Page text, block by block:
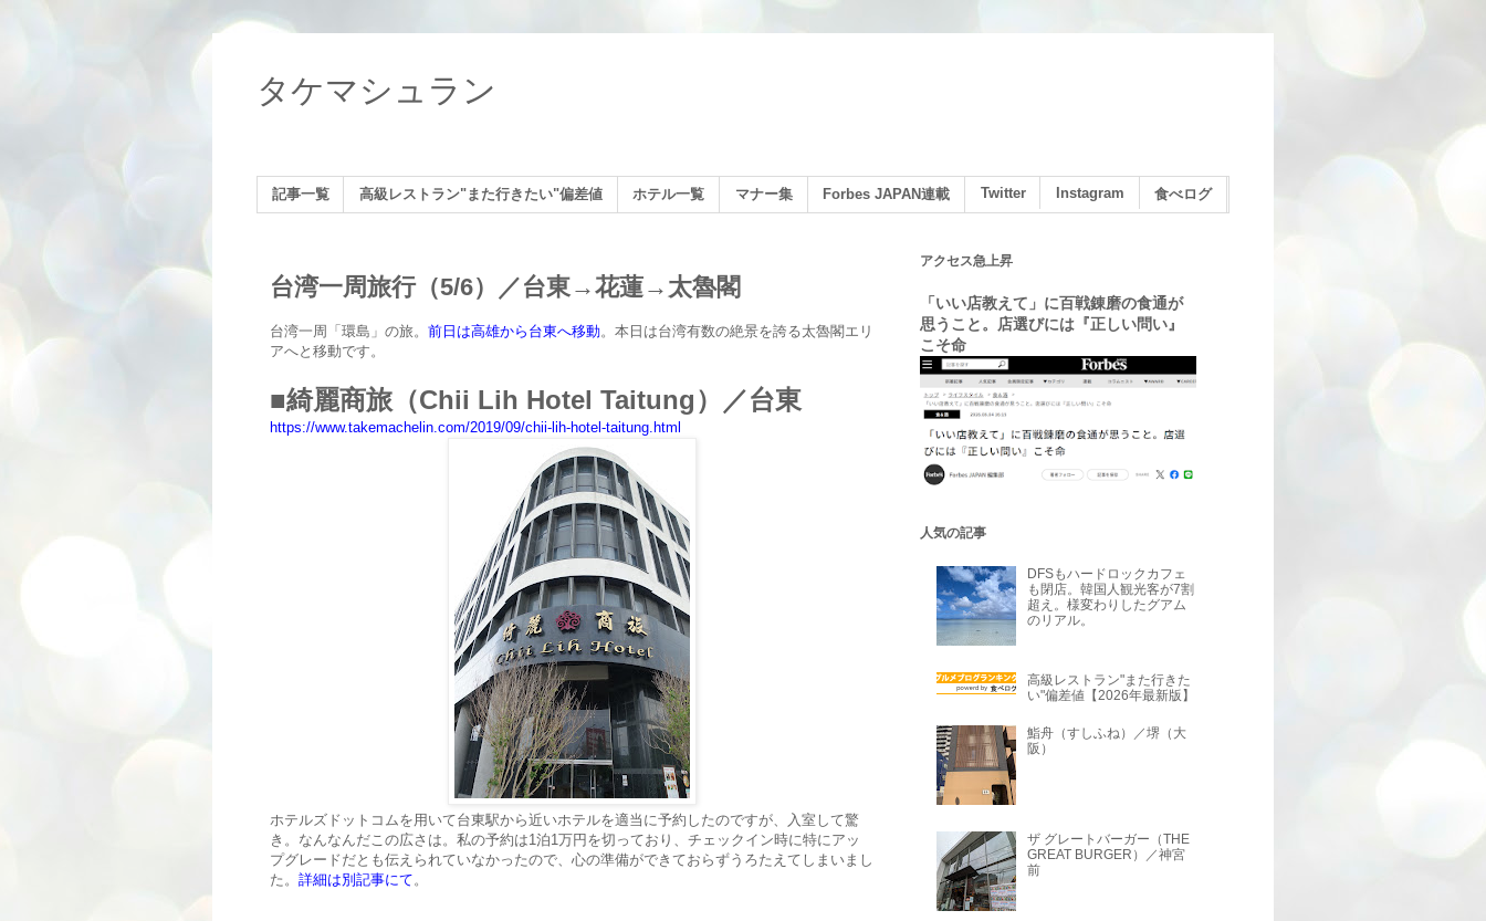
タケマシュラン
記事一覧 高級レストラン"また行きたい"偏差値 ホテル一覧 マナー集 Forbes JAPAN連載 Twitter Instagram 食べログ
台湾一周旅行（5/6）／台東→花蓮→太魯閣
台湾一周「環島」の旅。 前日は高雄から台東へ移動。本日は台湾有数の絶景を誇る太魯閣エリ
アへと移動です。
■綺麗商旅 （Chii Lih Hotel Taitung）／台東
https://www.takemachelin.com/2019/09/chii-lih-hotel-taitung.html
ホテルズドットコムを用いて台東駅から近いホテルを適当に予約したのですが、入室して驚
き。なんなんだこの広さは。私の予約は1泊1万円を切っており、チェックイン時に特にアッ
プグレードだとも伝えられていなかったので、心の準備ができておらずうろたえてしまいまし
た。 詳細は別記事にて 。
アクセス急上昇
「いい店教えて」に百戦錬磨の食通が
思うこと。店選びには『正しい問い』
こそ命
人気の記事
DFSもハードロックカフェ
も閉店。韓国人観光客が7割
超え。様変わりしたグアム
のリアル。
高級レストラン"また行きた
い"偏差値【2026年最新版】
鮨舟（すしふね）／堺（大
阪）
ザ グレートバーガー（THE
GREAT BURGER）／神宮
前